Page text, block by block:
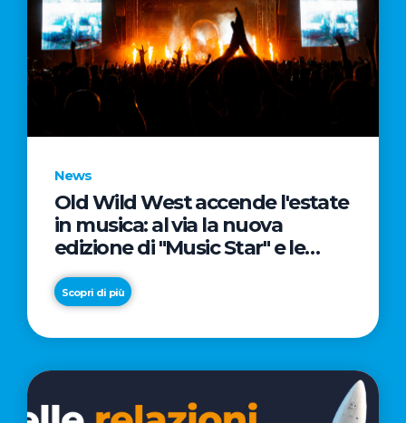
News
Old Wild West accende l'estate
in musica: al via la nuova
edizione di "Music Star" e le
prestigiose partnership con
Radio Italia e Live Nation
Scopri di più